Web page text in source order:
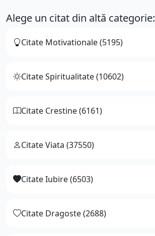
Alege un citat din altă categorie:
Citate Motivationale (5195)
Citate Spiritualitate (10602)
Citate Crestine (6161)
Citate Viata (37550)
Citate Iubire (6503)
Citate Dragoste (2688)